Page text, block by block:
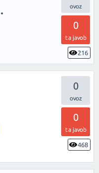
0
ta javob
216
0
0
ta javob
468